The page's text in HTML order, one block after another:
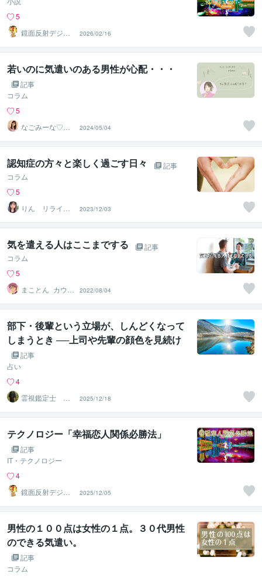
5
鏡面反射デジタ
ルアート製作所
（鈴木穣）
2026/02/16
若いのに気遣いのある男性が心配・・・
記事
コラム
5
なごみーな♡癒
し系心のサポー
ター
2024/05/04
認知症の方々と楽しく過ごす日々
記事
コラム
5
りん リライフ
クリエーション
2023/12/03
気を遣える人はここまでする
記事
コラム
5
まことん_カウン
セライター
2022/08/04
部下・後輩という立場が、しんどくなって
しまうとき ──上司や先輩の顔色を見続け
て疲れているあなたへ
記事
占い
4
霊視鑑定士 神
凪
2025/12/18
テクノロジー「幸福恋人関係必勝法」
記事
IT・テクノロジー
4
鏡面反射デジタ
ルアート製作所
（鈴木穣）
2025/12/05
男性の１００点は女性の１点。３０代男性
のできる気遣い。
記事
コラム